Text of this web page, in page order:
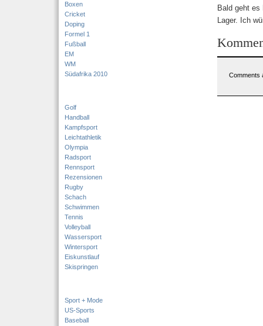
Boxen
Cricket
Doping
Formel 1
Fußball
EM
WM
Südafrika 2010
Golf
Handball
Kampfsport
Leichtathletik
Olympia
Radsport
Rennsport
Rezensionen
Rugby
Schach
Schwimmen
Tennis
Volleyball
Wassersport
Wintersport
Eiskunstlauf
Skispringen
Sport + Mode
US-Sports
Baseball
Bald geht es
Lager. Ich
Comments